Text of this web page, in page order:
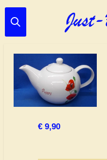
Ga
direct
hoofdinhoud
€ 9,90